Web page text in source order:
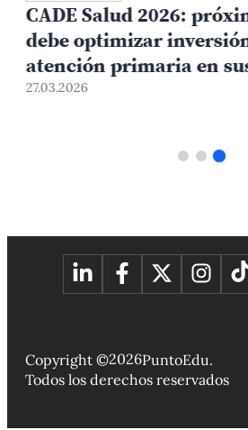
CADE Salud 2026:
debe optimizar
atención primaria en
días
27.03.2026
Copyright ©2026PuntoEdu.
Todos los derechos reservados